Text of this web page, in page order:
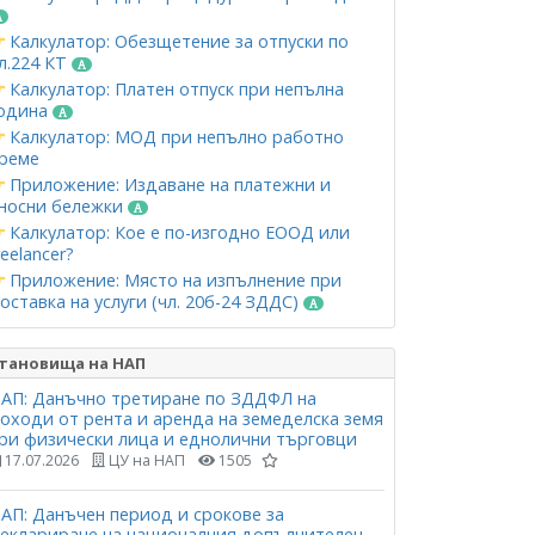
Калкулатор: Обезщетение за отпуски по
КТ
Калкулатор: Платен отпуск при непълна
Калкулатор: МОД при непълно работно
Приложение: Издаване на платежни и
бележки
Калкулатор: Кое е по-изгодно ЕООД или
Приложение: Място на изпълнение при
на услуги (чл. 20б-24 ЗДДС)
на НАП
Данъчно третиране по ЗДДФЛ на
от рента и аренда на земеделска земя
физически лица и еднолични търговци
17.07.2026 ЦУ на НАП 1505
Данъчен период и срокове за